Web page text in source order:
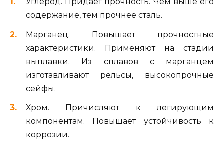
Углерод. Придает прочность. Чем выше его
содержание, тем прочнее сталь.
Марганец. Повышает прочностные
характеристики. Применяют на стадии
выплавки. Из сплавов с марганцем
изготавливают рельсы, высокопрочные
сейфы.
Хром. Причисляют к легирующим
компонентам. Повышает устойчивость к
коррозии.